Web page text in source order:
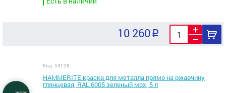
10 260
Код: 59128
HAMMERITE краска для металла прямо на ржавчину
глянцевая, RAL 6005 зеленый мох, 5 л